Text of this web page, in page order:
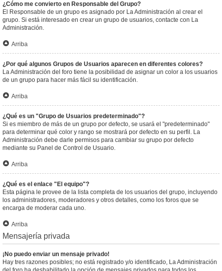
¿Cómo me convierto en Responsable del Grupo?
El Responsable de un grupo es asignado por La Administración al crear el
grupo. Si está interesado en crear un grupo de usuarios, contacte con La
Administración.
Arriba
¿Por qué algunos Grupos de Usuarios aparecen en diferentes colores?
La Administración del foro tiene la posibilidad de asignar un color a los usuarios
de un grupo para hacer más fácil su identificación.
Arriba
¿Qué es un "Grupo de Usuarios predeterminado"?
Si es miembro de más de un grupo por defecto, se usará el "predeterminado"
para determinar qué color y rango se mostrará por defecto en su perfil. La
Administración debe darle permisos para cambiar su grupo por defecto
mediante su Panel de Control de Usuario.
Arriba
¿Qué es el enlace "El equipo"?
Esta página le provee de la lista completa de los usuarios del grupo, incluyendo
los administradores, moderadores y otros detalles, como los foros que se
encarga de moderar cada uno.
Arriba
Mensajería privada
¡No puedo enviar un mensaje privado!
Hay tres razones posibles; no está registrado y/o identificado, La Administración